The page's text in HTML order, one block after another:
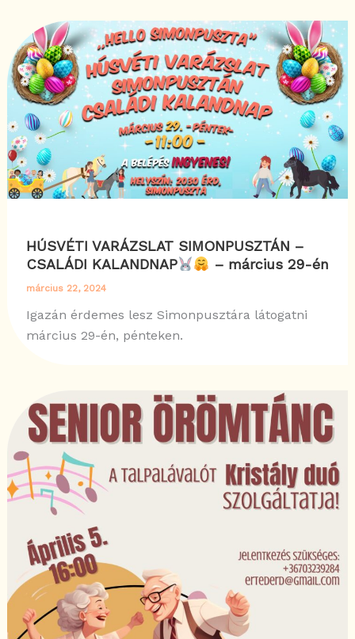
HÚSVÉTI VARÁZSLAT SIMONPUSZTÁN –
CSALÁDI KALANDNAP
– március 29-én
március 22, 2024
Igazán érdemes lesz Simonpusztára látogatni
március 29-én, pénteken.